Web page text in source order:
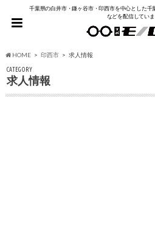
千葉県の白井市・鎌ヶ谷市・印西市を中心とした千
などを配信していま
HOME 印西市 求人情報
CATEGORY
求人情報